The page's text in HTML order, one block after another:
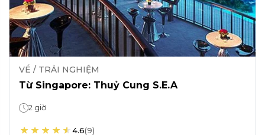
VÉ / TRẢI NGHIỆM
Từ Singapore: Thuỷ Cung S.E.A
2 giờ
4.6(9)